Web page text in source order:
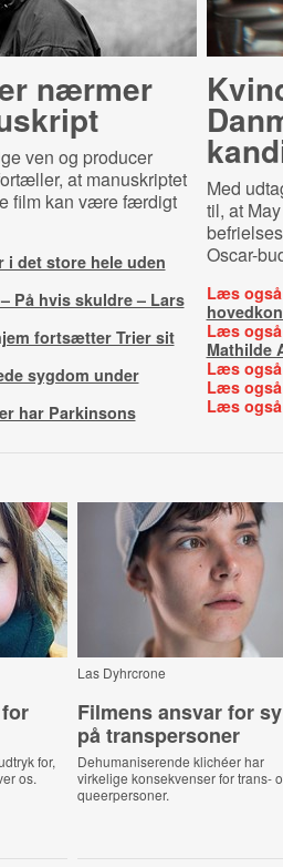
nærmer
ven og producer
at manuskriptet
film kan være færdigt
i det store hele uden
På hvis skuldre – Lars
fortsætter Trier sit
sygdom under
har Parkinsons
Med
til, at
Oscar-
Læs
Læs
Mathilde
Læs
Læs
Læs
for,
os.
Las Dyhrcrone
Filmens ansvar for
på trans­per­so­ner
Dehumaniserende klichéer har
virkelige konsekvenser for trans-
queerpersoner.